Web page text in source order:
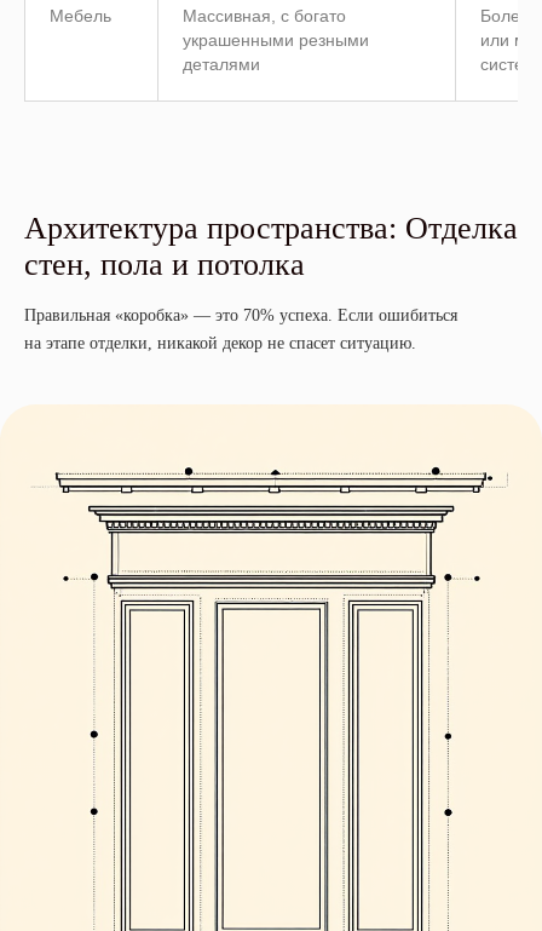
Мебель
Массивная, с богато
украшенными резными
деталями
Более
или
Архитектура пространства: Отделка
стен, пола и потолка
Правильная «коробка» — это 70% успеха. Если ошибиться
на этапе отделки, никакой декор не спасет ситуацию.